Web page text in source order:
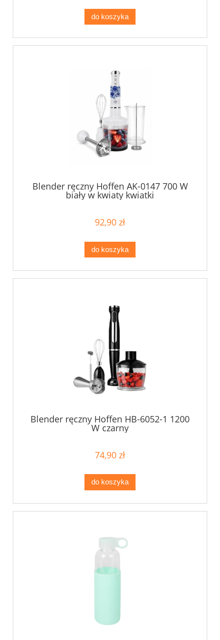
do koszyka
Blender ręczny Hoffen AK-0147 700 W
biały w kwiaty kwiatki
92,90 zł
do koszyka
Blender ręczny Hoffen HB-6052-1 1200
W czarny
74,90 zł
do koszyka